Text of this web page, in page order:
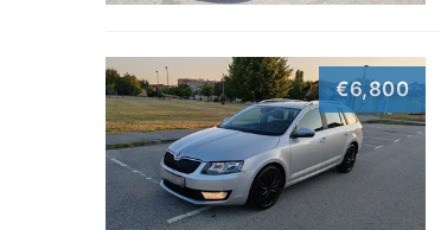
€6,800